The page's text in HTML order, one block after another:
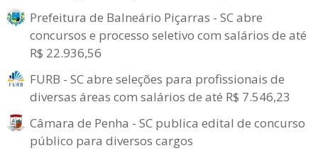
Prefeitura de Balneário Piçarras - SC abre
concursos e processo seletivo com salários de até
R$ 22.936,56
FURB - SC abre seleções para profissionais de
diversas áreas com salários de até R$ 7.546,23
Câmara de Penha - SC publica edital de concurso
público para diversos cargos